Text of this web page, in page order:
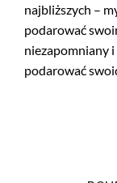
najbliższych –
podarować
niezapomniany
podarować